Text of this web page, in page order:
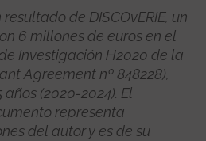
de DISCOvERIE, un
6 millones de euros en el
Investigación H2020 de la
Agreement nº 848228),
(2020-2024). El
representa
del autor y es de su